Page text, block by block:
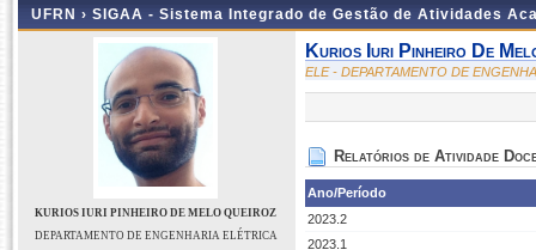
UFRN › SIGAA - Sistema Integrado de Gestão de Atividades
KURIOS IURI PINHEIRO DE MELO QUEIROZ
DEPARTAMENTO DE ENGENHARIA ELÉTRICA
Kurios Iuri Pinheiro De
ELE - DEPARTAMENTO DE
Relatórios de Atividade
Ano/Período
2023.2
2023.1